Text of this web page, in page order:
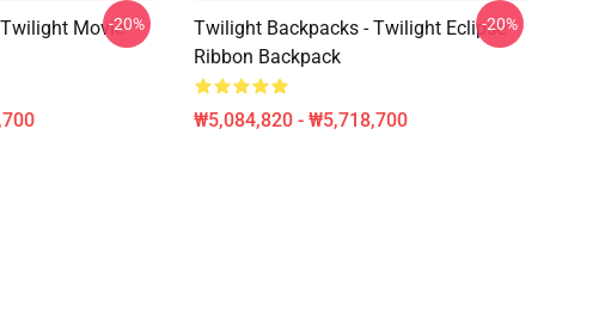
Movie-20%
Twilight Backpacks - Twilight Eclipse
Ribbon Backpack
₩5,084,820 - ₩5,718,700
-20%